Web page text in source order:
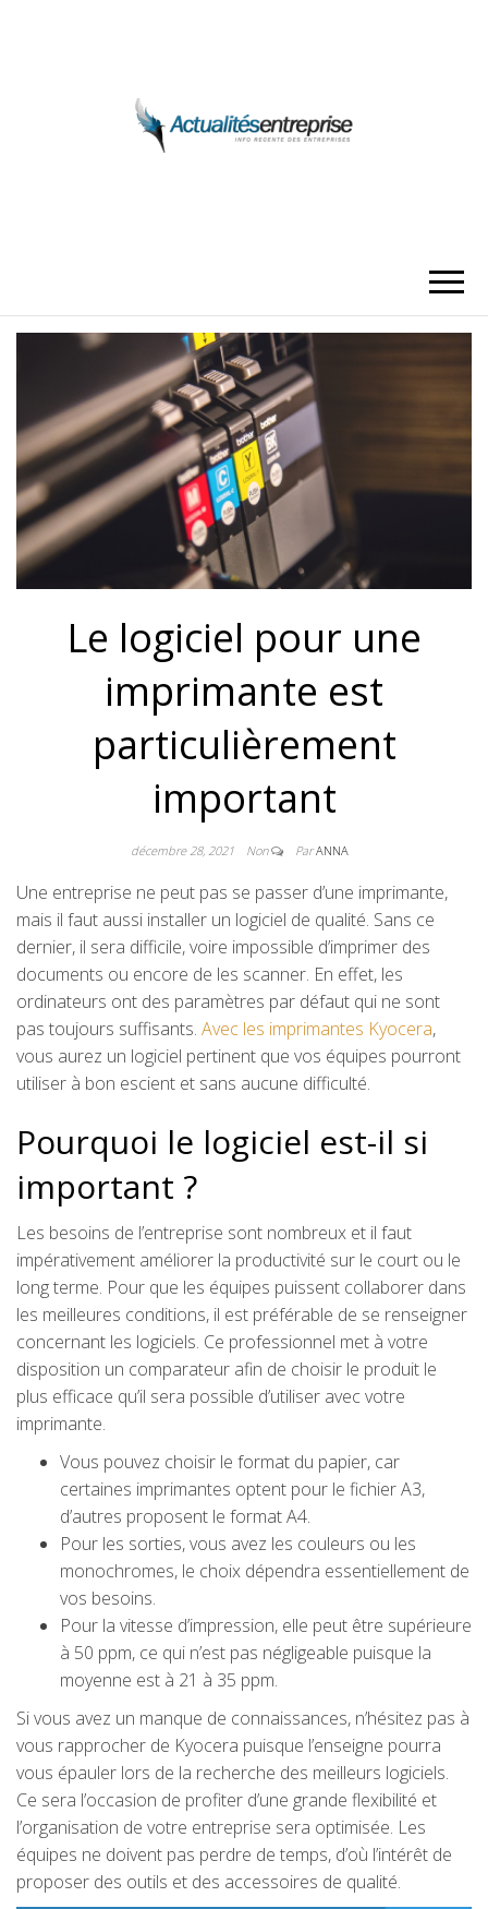
Le logiciel pour une
imprimante est
particulièrement
important
décembre 28, 2021 Non ParANNA
Une entreprise ne peut pas se passer d’une imprimante,
mais il faut aussi installer un logiciel de qualité. Sans ce
dernier, il sera difficile, voire impossible d’imprimer des
documents ou encore de les scanner. En effet, les
ordinateurs ont des paramètres par défaut qui ne sont
pas toujours suffisants. Avec les imprimantes Kyocera,
vous aurez un logiciel pertinent que vos équipes pourront
utiliser à bon escient et sans aucune difficulté.
Pourquoi le logiciel est-il si
important ?
Les besoins de l’entreprise sont nombreux et il faut
impérativement améliorer la productivité sur le court ou le
long terme. Pour que les équipes puissent collaborer dans
les meilleures conditions, il est préférable de se renseigner
concernant les logiciels. Ce professionnel met à votre
disposition un comparateur afin de choisir le produit le
plus efficace qu’il sera possible d’utiliser avec votre
imprimante.
Vous pouvez choisir le format du papier, car
certaines imprimantes optent pour le fichier A3,
d’autres proposent le format A4.
Pour les sorties, vous avez les couleurs ou les
monochromes, le choix dépendra essentiellement de
vos besoins.
Pour la vitesse d’impression, elle peut être supérieure
à 50 ppm, ce qui n’est pas négligeable puisque la
moyenne est à 21 à 35 ppm.
Si vous avez un manque de connaissances, n’hésitez pas à
vous rapprocher de Kyocera puisque l’enseigne pourra
vous épauler lors de la recherche des meilleurs logiciels.
Ce sera l’occasion de profiter d’une grande flexibilité et
l’organisation de votre entreprise sera optimisée. Les
équipes ne doivent pas perdre de temps, d’où l’intérêt de
proposer des outils et des accessoires de qualité.